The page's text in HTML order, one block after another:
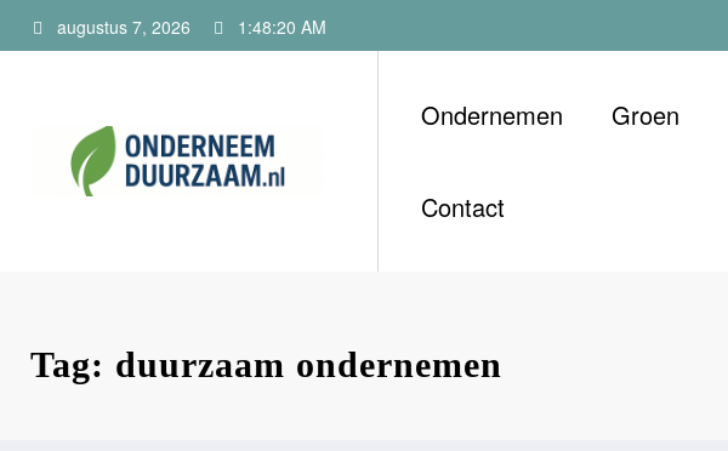
naar
augustus 7, 2026 1:48:22 AM
Onderneem Duurzaam
Ondernemen Groen
Contact
Tag: duurzaam ondernemen